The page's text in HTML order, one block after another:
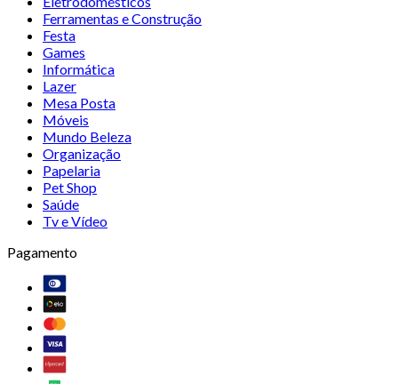
Ferramentas e Construção
Festa
Games
Informática
Lazer
Mesa Posta
Móveis
Mundo Beleza
Organização
Papelaria
Pet Shop
Saúde
Tv e Vídeo
Pagamento